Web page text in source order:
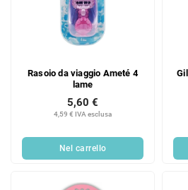
Rasoio da viaggio Ameté 4
lame
4,59 € IVA esclusa
5,60 €
Nel carrello